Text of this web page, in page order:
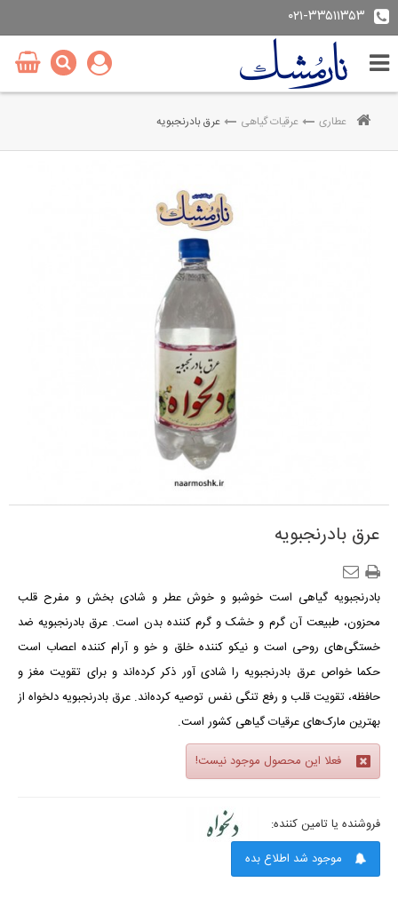
۰۲۱-۳۳۵۱۱۳۵۳
عطاری عرقیات گیاهی عرق بادرنجبویه
عرق بادرنجبویه
بادرنجبویه گیاهی است خوشبو و خوش عطر و شادی بخش و مفرح قلب
محزون، طبیعت آن گرم و خشک و گرم کننده بدن است. عرق بادرنجبویه ضد
خستگی‌های روحی است و نیکو کننده خلق و خو و آرام کننده اعصاب است
حکما خواص عرق بادرنجبویه را شادی آور ذکر کرده‌اند و برای تقویت مغز و
حافظه، تقویت قلب و رفع تنگی نفس توصیه کرده‌اند. عرق بادرنجبویه دلخواه از
بهترین مارک‌های عرقیات گیاهی کشور است.
فعلا این محصول موجود نیست!
فروشنده یا تامین کننده:
موجود شد اطلاع بده